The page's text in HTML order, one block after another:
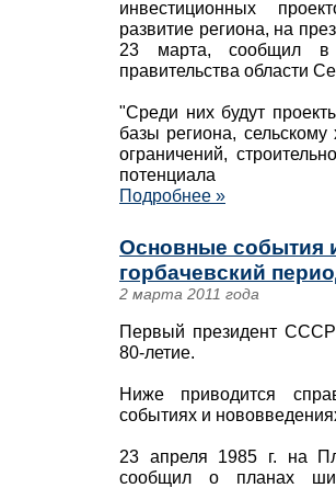
инвестиционных
развитие региона, на
23 марта, сообщил в
правительства области
"Среди них будут
базы региона, сельскому
ограничений,
потенциала
Подробнее »
Основные события
горбачевский
2 марта 2011 года
Первый президент
80-летие.
Ниже приводится
событиях и
23 апреля 1985 г. на
сообщил о планах